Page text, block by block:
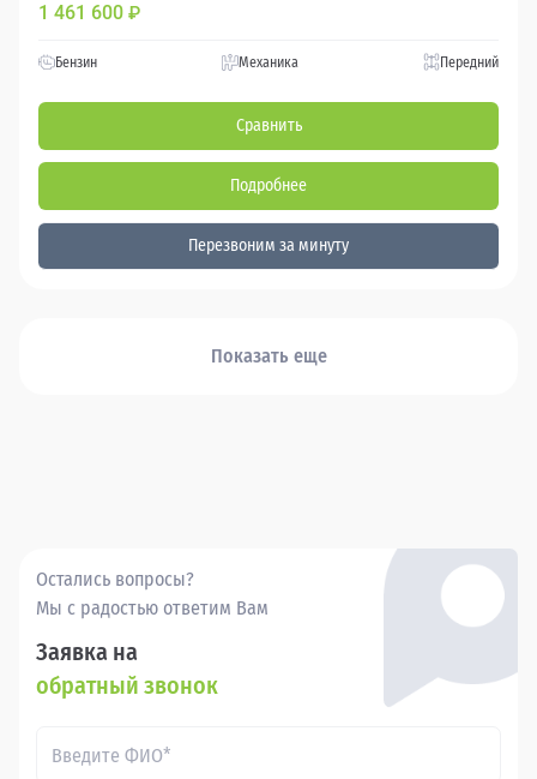
1 461 600 ₽
Бензин Механика Передний
Сравнить
Подробнее
Перезвоним за минуту
Показать еще
Остались вопросы?
Мы с радостью ответим Вам
Заявка на
обратный звонок